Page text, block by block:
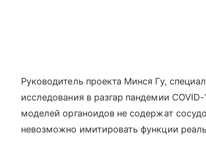
Руководитель проекта Минся Гу,
исследования в разгар пандемии
моделей органоидов не содержат
невозможно имитировать функции